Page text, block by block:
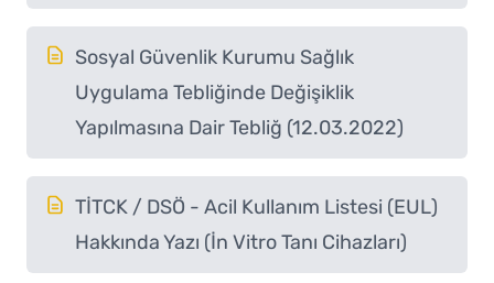
Sosyal Güvenlik Kurumu Sağlık
Uygulama Tebliğinde Değişiklik
Yapılmasına Dair Tebliğ (12.03.2022)
TİTCK / DSÖ - Acil Kullanım Listesi (EUL)
Hakkında Yazı (İn Vitro Tanı Cihazları)